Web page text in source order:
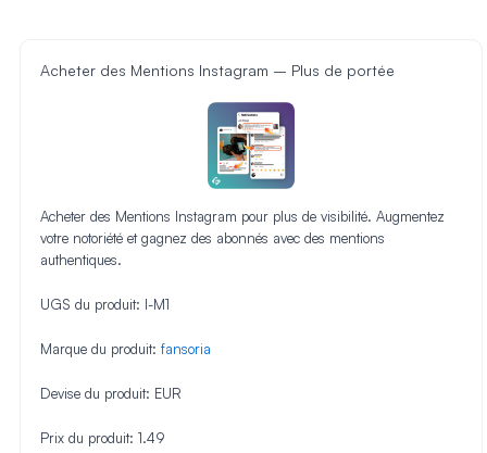
Acheter des Mentions Instagram – Plus de portée
Acheter des Mentions Instagram pour plus de visibilité. Augmentez
votre notoriété et gagnez des abonnés avec des mentions
authentiques.
UGS du produit: I-M1
Marque du produit: fansoria
Devise du produit: EUR
Prix du produit: 1.49